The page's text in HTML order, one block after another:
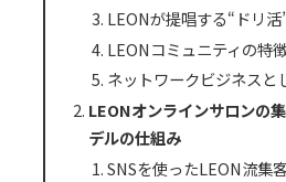
LEONが提唱する“ドリ活
LEONコミュニティの特
ネットワークビジネスと
LEONオンラインサロンの
デルの仕組み
SNSを使ったLEON流集